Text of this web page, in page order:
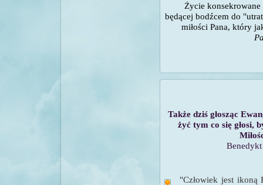
Życie
będącej bodźcem do
miłości Pana, który
Także dziś głosząc
żyć tym co się głosi,
"Człowiek jest ikoną